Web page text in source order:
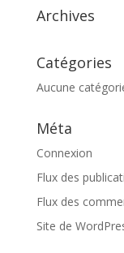
Archives
Catégories
Aucune
Méta
Connexion
Flux des
Flux des
Site de